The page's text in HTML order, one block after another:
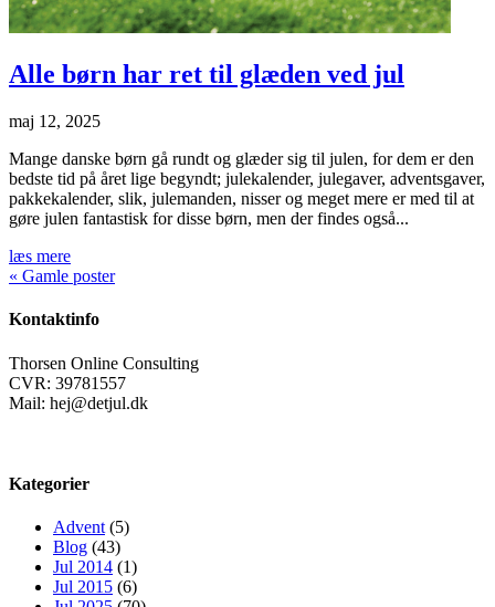
Alle børn har ret til glæden ved jul
maj 12, 2025
Mange danske børn gå rundt og glæder sig til julen, for dem er den
bedste tid på året lige begyndt; julekalender, julegaver, adventsgaver,
pakkekalender, slik, julemanden, nisser og meget mere er med til at
gøre julen fantastisk for disse børn, men der findes også...
læs mere
« Gamle poster
Kontaktinfo
Thorsen Online Consulting
CVR: 39781557
Mail: hej@detjul.dk
Kategorier
Advent (5)
Blog (43)
Jul 2014 (1)
Jul 2015 (6)